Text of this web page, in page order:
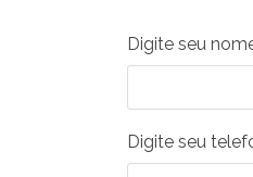
Digite seu
Digite seu